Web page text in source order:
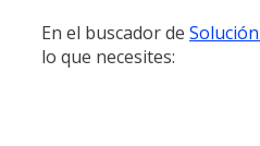
En el buscador de
lo que necesites: